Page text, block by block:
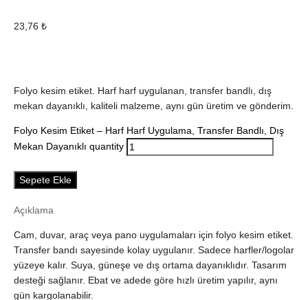
23,76 ₺
Folyo kesim etiket. Harf harf uygulanan, transfer bandlı, dış
mekan dayanıklı, kaliteli malzeme, aynı gün üretim ve gönderim.
Folyo Kesim Etiket – Harf Harf Uygulama, Transfer Bandlı, Dış
Mekan Dayanıklı quantity
Sepete Ekle
Açıklama
Cam, duvar, araç veya pano uygulamaları için folyo kesim etiket.
Transfer bandı sayesinde kolay uygulanır. Sadece harfler/logolar
yüzeye kalır. Suya, güneşe ve dış ortama dayanıklıdır. Tasarım
desteği sağlanır. Ebat ve adede göre hızlı üretim yapılır, aynı
gün kargolanabilir.